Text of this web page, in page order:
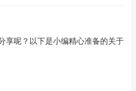
呢？以下是小编精心准备的关于